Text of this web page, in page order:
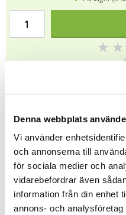
Denna webbplats
Vi använder
och annonserna till
för sociala medier och
vidarebefordrar även
information från din enhet
annons- och
★ ★
Alle bamser fra Me To You er
karakter faste detaljer som
og fri for giftige kemikalier.
polyester, nylon, acryl fibre
skal være hånd vaskes.
Fortælle